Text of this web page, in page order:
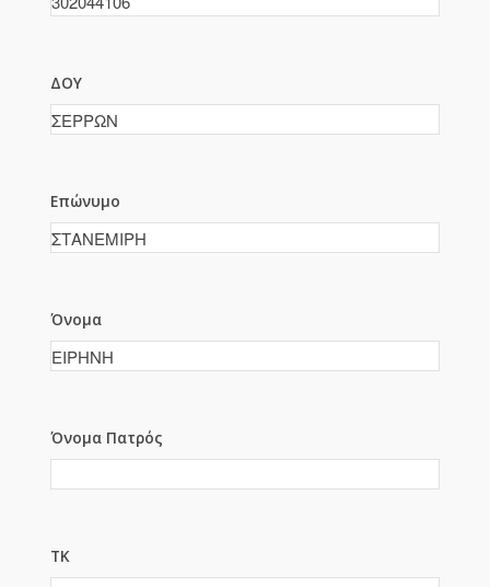
ΔΟΥ
Επώνυμο
Όνομα
Όνομα Πατρός
ΤΚ